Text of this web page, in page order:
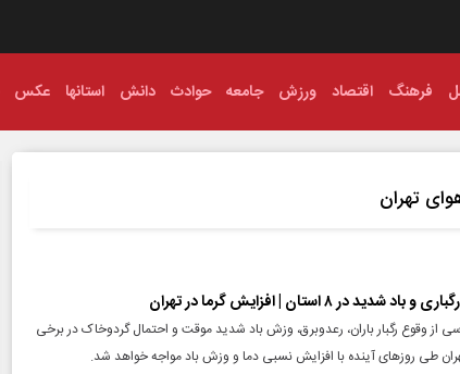
فرهنگ اقتصاد ورزش جامعه حوادث دانش استانها عکس
تهران
۸ استان | افزایش گرما در تهران
از وقوع رگبار باران، رعدوبرق، وزش باد شدید موقت و احتمال گردوخاک در برخی
طی روزهای آینده با افزایش نسبی دما و وزش باد مواجه خواهد شد.